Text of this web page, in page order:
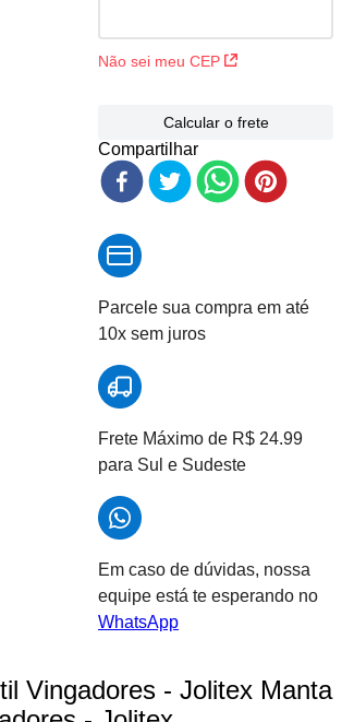
Não sei meu CEP
Calcular o frete
Compartilhar
Parcele sua compra em até
10x sem juros
Frete Máximo de R$ 24.99
para Sul e Sudeste
Em caso de dúvidas, nossa
equipe está te esperando no
WhatsApp
Vingadores - Jolitex Manta